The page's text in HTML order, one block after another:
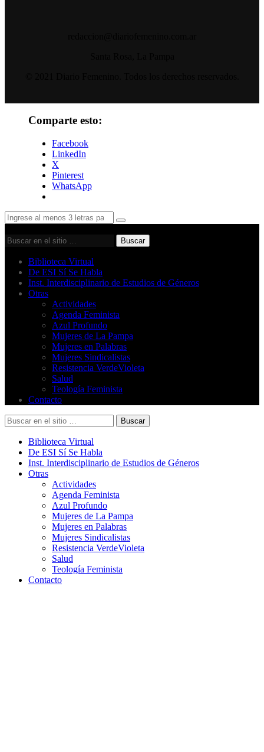
Comparte esto:
Facebook
LinkedIn
X
Pinterest
WhatsApp
Buscar
Biblioteca Virtual
De ESI Sí Se Habla
Inst. Interdisciplinario de Estudios de Géneros
Otras
Actividades
Agenda Feminista
Azul Profundo
Mujeres de La Pampa
Mujeres en Palabras
Mujeres Sindicalistas
Resistencia VerdeVioleta
Salud
Teología Feminista
Contacto
Buscar
Biblioteca Virtual
De ESI Sí Se Habla
Inst. Interdisciplinario de Estudios de Géneros
Otras
Actividades
Agenda Feminista
Azul Profundo
Mujeres de La Pampa
Mujeres en Palabras
Mujeres Sindicalistas
Resistencia VerdeVioleta
Salud
Teología Feminista
Contacto